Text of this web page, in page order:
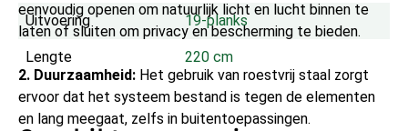
eenvoudig openen om natuurlijk licht en lucht binnen te
laten of sluiten om privacy en bescherming te bieden.
2. Duurzaamheid: Het gebruik van roestvrij staal zorgt
ervoor dat het systeem bestand is tegen de elementen
en lang meegaat, zelfs in buitentoepassingen.
Uitvoering 19-planks
Lengte 220 cm